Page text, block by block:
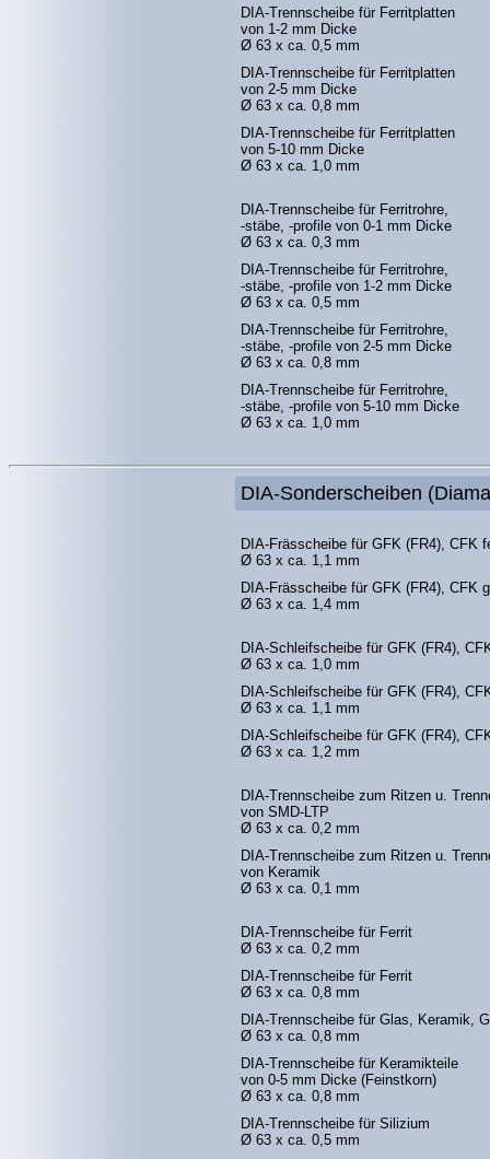
DIA-Trennscheibe für Ferritplatten
von 1-2 mm Dicke
Ø 63 x ca. 0,5 mm
DIA-Trennscheibe für Ferritplatten
von 2-5 mm Dicke
Ø 63 x ca. 0,8 mm
DIA-Trennscheibe für Ferritplatten
von 5-10 mm Dicke
Ø 63 x ca. 1,0 mm
DIA-Trennscheibe für Ferritrohre,
-stäbe, -profile von 0-1 mm Dicke
Ø 63 x ca. 0,3 mm
DIA-Trennscheibe für Ferritrohre,
-stäbe, -profile von 1-2 mm Dicke
Ø 63 x ca. 0,5 mm
DIA-Trennscheibe für Ferritrohre,
-stäbe, -profile von 2-5 mm Dicke
Ø 63 x ca. 0,8 mm
DIA-Trennscheibe für Ferritrohre,
-stäbe, -profile von 5-10 mm Dicke
Ø 63 x ca. 1,0 mm
DIA-Sonderscheiben
DIA-Frässcheibe für GFK (FR4), CFK
Ø 63 x ca. 1,1 mm
DIA-Frässcheibe für GFK (FR4), CFK
Ø 63 x ca. 1,4 mm
DIA-Schleifscheibe für GFK (FR4),
Ø 63 x ca. 1,0 mm
DIA-Schleifscheibe für GFK (FR4),
Ø 63 x ca. 1,1 mm
DIA-Schleifscheibe für GFK (FR4),
Ø 63 x ca. 1,2 mm
DIA-Trennscheibe zum Ritzen u.
von SMD-LTP
Ø 63 x ca. 0,2 mm
DIA-Trennscheibe zum Ritzen u.
von Keramik
Ø 63 x ca. 0,1 mm
DIA-Trennscheibe für Ferrit
Ø 63 x ca. 0,2 mm
DIA-Trennscheibe für Ferrit
Ø 63 x ca. 0,8 mm
DIA-Trennscheibe für Glas, Keramik,
Ø 63 x ca. 0,8 mm
DIA-Trennscheibe für Keramikteile
von 0-5 mm Dicke (Feinstkorn)
Ø 63 x ca. 0,8 mm
DIA-Trennscheibe für Silizium
Ø 63 x ca. 0,5 mm